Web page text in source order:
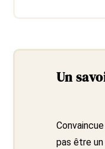
Un
pas être